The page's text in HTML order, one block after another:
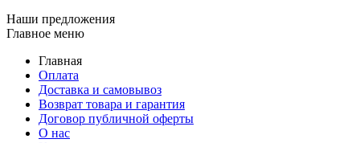
Наши предложения
Главное меню
Главная
Оплата
Доставка и самовывоз
Возврат товара и гарантия
Договор публичной оферты
О нас